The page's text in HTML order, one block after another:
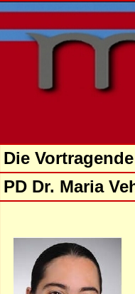
Die
PD Dr. Maria